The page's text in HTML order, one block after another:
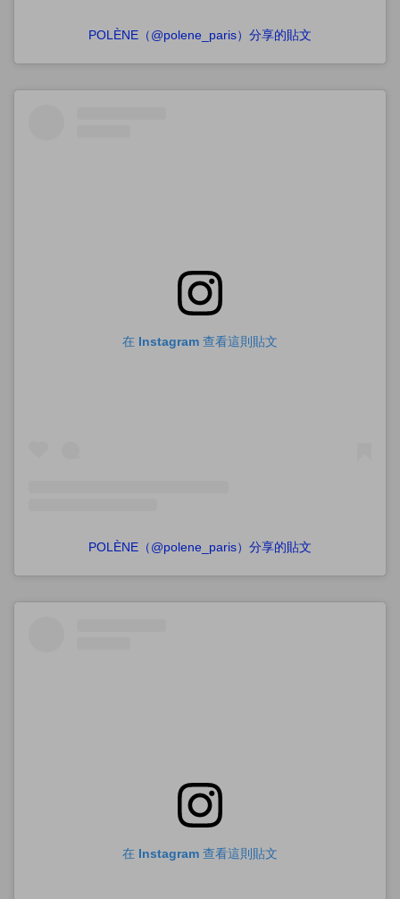
POLÈNE（@polene_paris）分享的貼文
在 Instagram 查看這則貼文
POLÈNE（@polene_paris）分享的貼文
在 Instagram 查看這則貼文